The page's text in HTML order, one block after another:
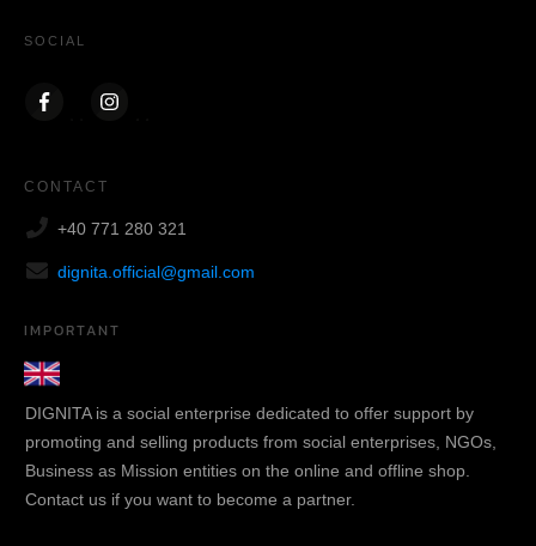
SOCIAL
CONTACT
+40 771 280 321
dignita.official@gmail.com
IMPORTANT
DIGNITA is a social enterprise dedicated to offer support by
promoting and selling products from social enterprises, NGOs,
Business as Mission entities on the online and offline shop.
Contact us if you want to become a partner.